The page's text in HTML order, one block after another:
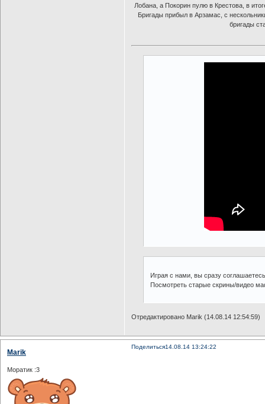
Лобана, а Покорин пулю в Крестова, в
Бригады прибыл в Арзамас, с
бригады
Играя с нами, вы сразу
Посмотреть старые скрины/видео
Отредактировано Marik (14.08.14 12:54:59)
Поделиться14.08.14 13:24:22
Marik
Моратик :3